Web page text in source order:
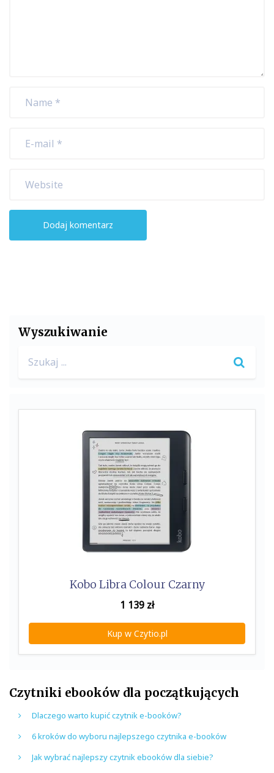
Wyszukiwanie
for:
Kobo Libra Colour Czarny
1 139 zł
Kup w Czytio.pl
Czytniki ebooków dla początkujących
Dlaczego warto kupić czytnik e-booków?
6 kroków do wyboru najlepszego czytnika e-booków
Jak wybrać najlepszy czytnik ebooków dla siebie?